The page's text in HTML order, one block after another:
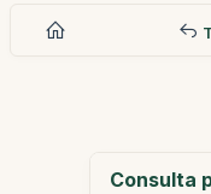
Consulta